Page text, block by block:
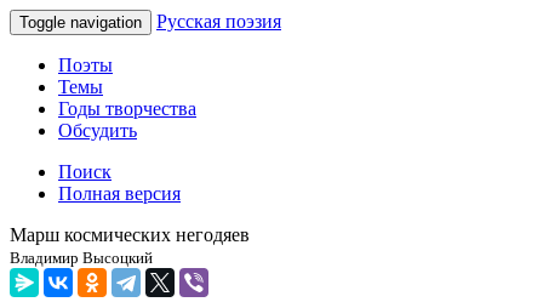
Toggle navigation Русская поэзия
Поэты
Темы
Годы творчества
Обсудить
Поиск
Полная версия
Марш космических негодяев
Владимир Высоцкий